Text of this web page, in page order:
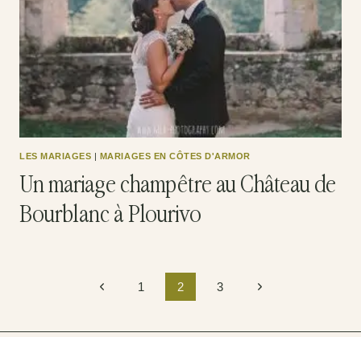
LES MARIAGES | MARIAGES EN CÔTES D'ARMOR
Un mariage champêtre au Château de
Bourblanc à Plourivo
NavigationPage
1 2 3
Page